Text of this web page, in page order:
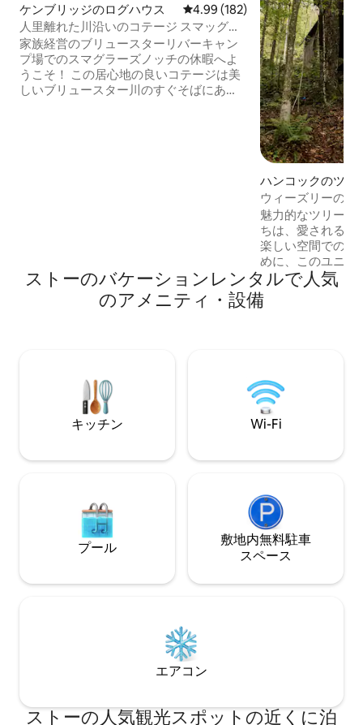
ケンブリッジのログハウス レビュー182件、5つ星中4.99つ
4.99 (182)
人里離れた川沿いのコテージ スマッグス
の隣にあるサウナ付き
家族経営のブリュースターリバーキャン
プ場でのスマグラーズノッチの休暇へよ
うこそ！ この居心地の良いコテージは美
しいブリュースター川のすぐそばにあ
ハンコックのツリ
ウィーズリーの魔
Vermont ReTREEt
魅力的なツリーハ
ちは、愛される魔
楽しい空間での孤
めに、このユニー
アされた住居を作
渡ると、まるで森
ーハウスに入って
お問い合わせくだ
タイルのツリーハ
グをチェックして
ストーのバケーションレンタルで人気
のアメニティ・設備
キッチン Wi-Fi
プール
敷地内無料駐⁠車
ス⁠ペ⁠ー⁠ス
エアコン
ストーの人気観光スポットの近くに泊